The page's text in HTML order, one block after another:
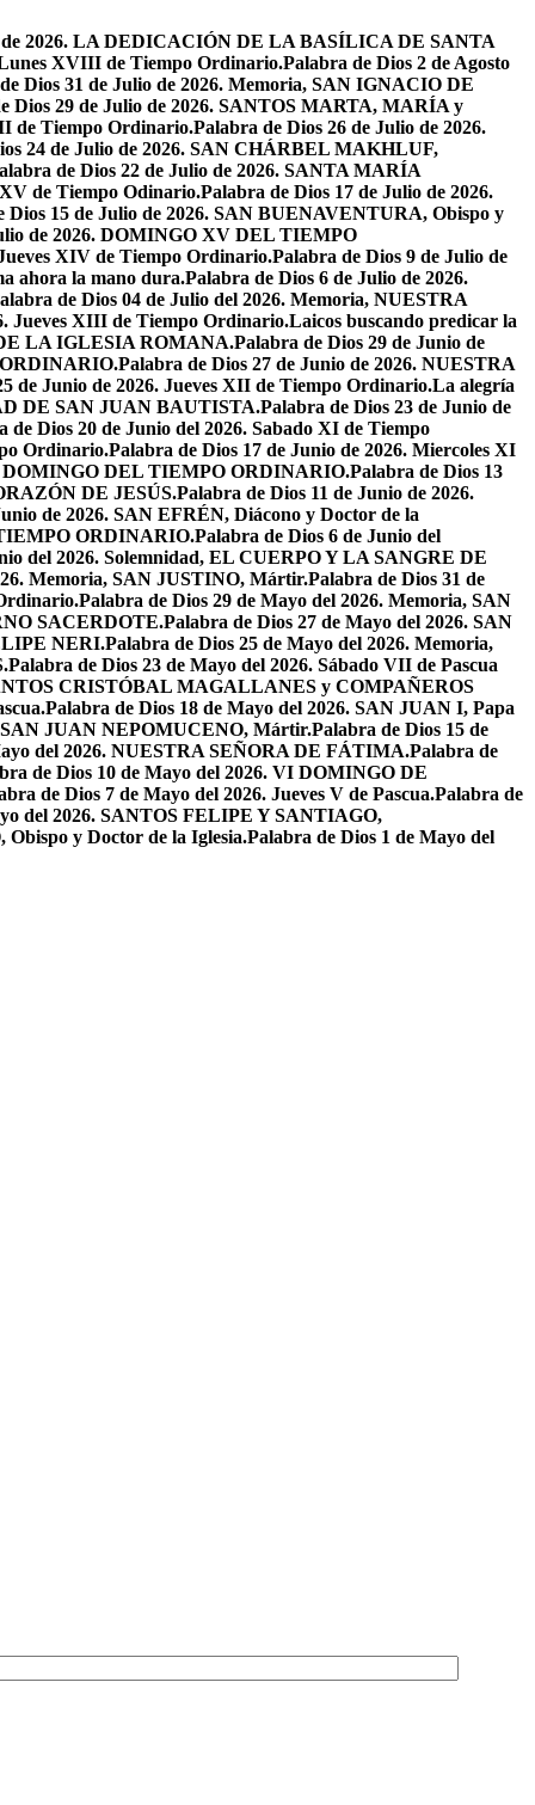
de 2026. LA DEDICACIÓN DE LA BASÍLICA DE SANTA
XVIII de Tiempo Ordinario.Palabra de Dios 2 de Agosto
Dios 31 de Julio de 2026. Memoria, SAN IGNACIO DE
Dios 29 de Julio de 2026. SANTOS MARTA, MARÍA y
de Tiempo Ordinario.Palabra de Dios 26 de Julio de 2026.
24 de Julio de 2026. SAN CHÁRBEL MAKHLUF,
de Dios 22 de Julio de 2026. SANTA MARÍA
de Tiempo Odinario.Palabra de Dios 17 de Julio de 2026.
Dios 15 de Julio de 2026. SAN BUENAVENTURA, Obispo y
de 2026. DOMINGO XV DEL TIEMPO
XIV de Tiempo Ordinario.Palabra de Dios 9 de Julio de
ahora la mano dura.Palabra de Dios 6 de Julio de 2026.
de Dios 04 de Julio del 2026. Memoria, NUESTRA
Jueves XIII de Tiempo Ordinario.Laicos buscando predicar la
LA IGLESIA ROMANA.Palabra de Dios 29 de Junio de
Palabra de Dios 27 de Junio de 2026. NUESTRA
de Junio de 2026. Jueves XII de Tiempo Ordinario.La alegría
DE SAN JUAN BAUTISTA.Palabra de Dios 23 de Junio de
de Dios 20 de Junio del 2026. Sabado XI de Tiempo
Ordinario.Palabra de Dios 17 de Junio de 2026. Miercoles XI
DOMINGO DEL TIEMPO ORDINARIO.Palabra de Dios 13
DE JESÚS.Palabra de Dios 11 de Junio de 2026.
de 2026. SAN EFRÉN, Diácono y Doctor de la
ORDINARIO.Palabra de Dios 6 de Junio del
del 2026. Solemnidad, EL CUERPO Y LA SANGRE DE
Memoria, SAN JUSTINO, Mártir.Palabra de Dios 31 de
Palabra de Dios 29 de Mayo del 2026. Memoria, SAN
SACERDOTE.Palabra de Dios 27 de Mayo del 2026. SAN
NERI.Palabra de Dios 25 de Mayo del 2026. Memoria,
Palabra de Dios 23 de Mayo del 2026. Sábado VII de Pascua
CRISTÓBAL MAGALLANES y COMPAÑEROS
Palabra de Dios 18 de Mayo del 2026. SAN JUAN I, Papa
SAN JUAN NEPOMUCENO, Mártir.Palabra de Dios 15 de
del 2026. NUESTRA SEÑORA DE FÁTIMA.Palabra de
de Dios 10 de Mayo del 2026. VI DOMINGO DE
de Dios 7 de Mayo del 2026. Jueves V de Pascua.Palabra de
del 2026. SANTOS FELIPE Y SANTIAGO,
y Doctor de la Iglesia.Palabra de Dios 1 de Mayo del